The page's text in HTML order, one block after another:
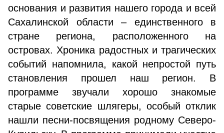
основания и развития нашего города и всей
Сахалинской области – единственного в
стране региона, расположенного на
островах. Хроника радостных и трагических
событий напомнила, какой непростой путь
становления прошел наш регион. В
программе звучали хорошо знакомые
старые советские шлягеры, особый отклик
нашли песни-посвящения родному Северо-